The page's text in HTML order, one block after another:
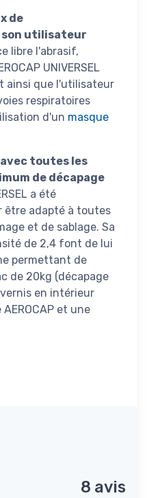
de
utilisateur
libre l'abrasif,
UNIVERSEL
ainsi que l'utilisateur
respiratoires
d'un masque
toutes les
de décapage
a été
être adapté à toutes
et de sablage. Sa
de 2,4 font de lui
permettant de
de 20kg (décapage
en intérieur
et une
8 avis